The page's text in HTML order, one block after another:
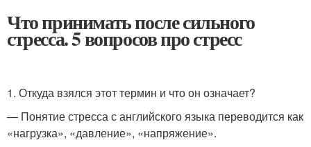
Что принимать после сильного
стресса. 5 вопросов про стресс
1. Откуда взялся этот термин и что он означает?
— Понятие стресса с английского языка переводится как
«нагрузка», «давление», «напряжение».